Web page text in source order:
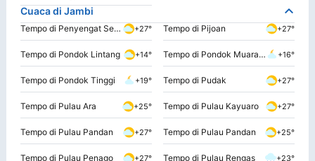
Cuaca di Jambi
Tempo di Penyengat Senaung +27° Tempo di Pijoan +27°
Tempo di Pondok Lintang +14° Tempo di Pondok Muara Jernih +16°
Tempo di Pondok Tinggi +19° Tempo di Pudak +27°
Tempo di Pulau Ara +25° Tempo di Pulau Kayuaro +27°
Tempo di Pulau Pandan +27° Tempo di Pulau Pandan +25°
Tempo di Pulau Penago +27° Tempo di Pulau Rengas +23°